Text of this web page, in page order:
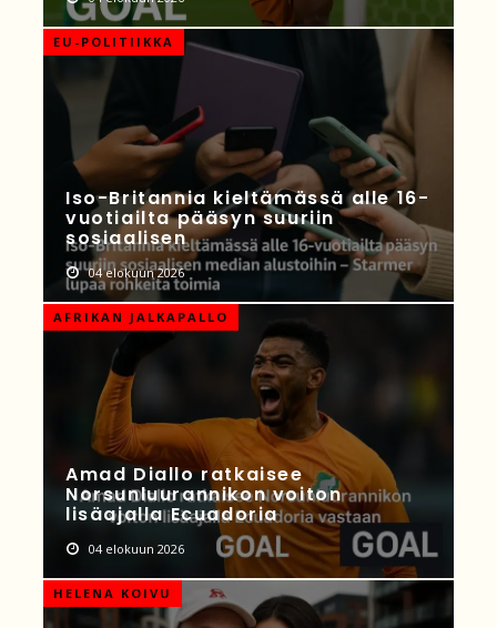
EU-POLITIIKKA
Iso-Britannia kieltämässä alle 16-
vuotiailta pääsyn suuriin
sosiaalisen
04 elokuun 2026
AFRIKAN JALKAPALLO
Amad Diallo ratkaisee
Norsunluurannikon voiton
lisäajalla Ecuadoria
04 elokuun 2026
HELENA KOIVU